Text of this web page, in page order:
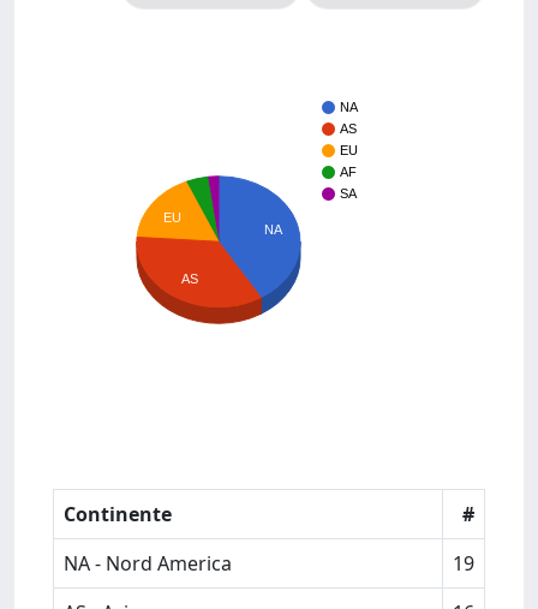
NA
AS
EU
AF
SA
NA
EU
AS
Continente
#
NA - Nord America
19